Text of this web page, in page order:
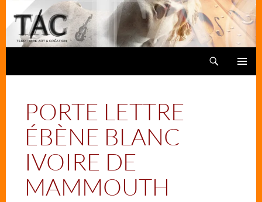
contenu
PORTE LETTRE
ÉBÈNE BLANC
IVOIRE DE
MAMMOUTH